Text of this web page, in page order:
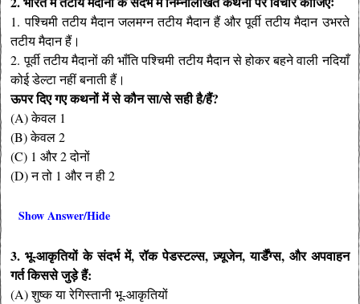
1. पश्चिमी तटीय मैदान जलमग्न तटीय मैदान हैं और पूर्वी तटीय मैदान उभरते
तटीय मैदान हैं।
2. पूर्वी तटीय मैदानों की भाँति पश्चिमी तटीय मैदान से होकर बहने वाली नदियाँ
कोई डेल्टा नहीं बनाती हैं।
ऊपर दिए गए कथनों में से कौन सा/से सही है/हैं?
(A) केवल 1
(B) केवल 2
(C) 1 और 2 दोनों
(D) न तो 1 और न ही 2
Show Answer/Hide
3. भू-आकृतियों के संदर्भ में, रॉक पेडस्टल्स, ज़्यूजेन, यार्डैंग्स, और अपवाहन
गर्त किससे जुड़े हैं:
(A) शुष्क या रेगिस्तानी भू-आकृतियों